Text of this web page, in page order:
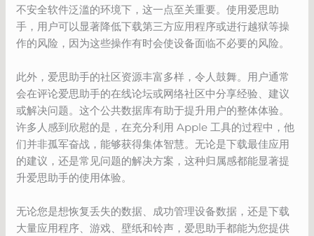
不安全软件泛滥的环境下，这一点至关重要。使用爱思助
手，用户可以显著降低下载第三方应用程序或进行越狱等操
作的风险，因为这些操作有时会使设备面临不必要的风险。
此外，爱思助手的社区资源丰富多样，令人鼓舞。用户通常
会在评论爱思助手的在线论坛或网络社区中分享经验、建议
或解决问题。这个公共数据库有助于提升用户的整体体验。
许多人感到欣慰的是，在充分利用 Apple 工具的过程中，他
们并非孤军奋战，能够获得集体智慧。无论是下载最佳应用
的建议，还是常见问题的解决方案，这种归属感都能显著提
升爱思助手的使用体验。
无论您是想恢复丢失的数据、成功管理设备数据，还是下载
大量应用程序、游戏、壁纸和铃声，爱思助手都能为您提供